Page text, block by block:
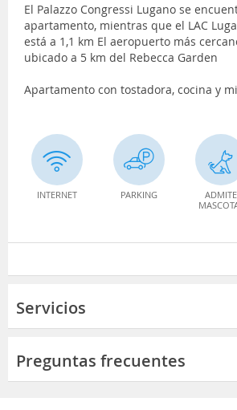
El Palazzo Congressi Lugano se
apartamento, mientras que el LAC
está a 1,1 km El aeropuerto más
ubicado a 5 km del Rebecca Garden
Apartamento con tostadora, cocina y
INTERNET PARKING
ADMITE
Servicios
Preguntas frecuentes